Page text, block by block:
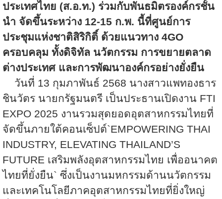
ประเทศไทย (ส.อ.ท.) ร่วมกับพันธมิตรองค์กรชั้น
นำ จัดขึ้นระหว่าง 12-15 ก.พ. นี้ที่ศูนย์การ
ประชุมแห่งชาติสิริกิติ์ ด้วยแนวทาง 4GO
ครอบคลุม ทั้งดิจิทัล นวัตกรรม การขยายตลาด
ต่างประเทศ และการพัฒนาองค์กรอย่างยั่งยืน
วันที่ 13 กุมภาพันธ์ 2568 นางสาวแพทองธาร
ชินวัตร นายกรัฐมนตรี เป็นประธานเปิดงาน FTI
EXPO 2025 งานรวมสุดยอดอุตสาหกรรมไทยที่
จัดขึ้นภายใต้คอนเซ็ปต์`EMPOWERING THAI
INDUSTRY, ELEVATING THAILAND’S
FUTURE เสริมพลังอุตสาหกรรมไทย เพื่ออนาคต
ไทยที่ยั่งยืน` ซึ่งเป็นงานมหกรรมด้านนวัตกรรม
และเทคโนโลยีภาคอุตสาหกรรมไทยที่ยิ่งใหญ่